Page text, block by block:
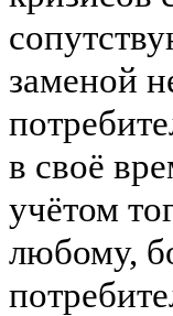
заменой
в своё
учётом
любому,